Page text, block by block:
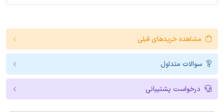
مشاهده خریدهای قبلی
سوالات متداول
درخواست پشتیبانی